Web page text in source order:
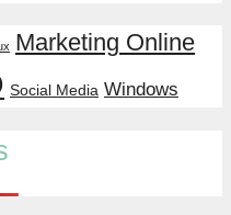
Marketing Online
Social Media Windows